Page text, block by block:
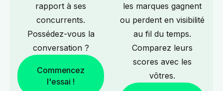
rapport à ses
concurrents.
Possédez-vous la
conversation ?
Commencez
l'essai !
les marques gagnent
ou perdent en visibilité
au fil du temps.
Comparez leurs
scores avec les
vôtres.